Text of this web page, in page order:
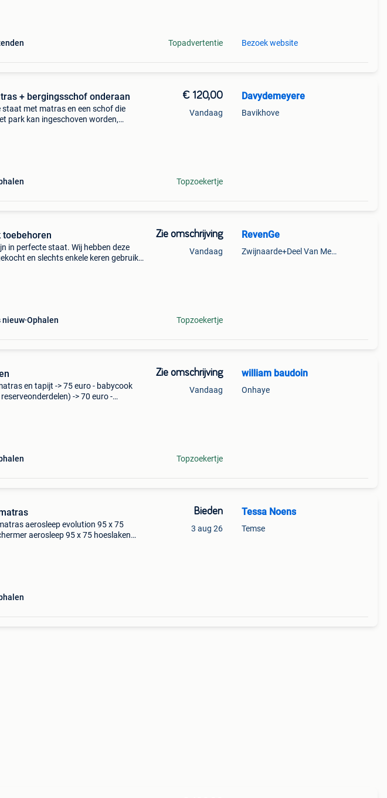
Topadvertentie Bezoek website
+ bergingsschof onderaan
staat met matras en een schof die
park kan ingeschoven worden,
€ 120,00
Vandaag
Topzoekertje
Davydemeyere
Bavikhove
toebehoren
in perfecte staat. Wij hebben deze
en slechts enkele keren gebruikt.
nieuw Ophalen
Zie omschrijving
Vandaag
Topzoekertje
RevenGe
Zwijnaarde+Deel Van Merelbeke
en tapijt -> 75 euro - babycook
-> 70 euro -
Zie omschrijving
Vandaag
Topzoekertje
william baudoin
Onhaye
aerosleep evolution 95 x 75
aerosleep 95 x 75 hoeslaken
Bieden
3 aug 26
Tessa Noens
Temse